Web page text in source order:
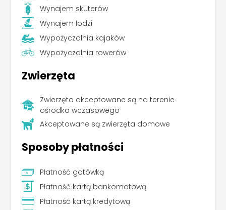
Wynajem skuterów
Wynajem łodzi
Wypożyczalnia kajaków
Wypożyczalnia rowerów
Zwierzęta
Zwierzęta akceptowane są na terenie
ośrodka wczasowego
Akceptowane są zwierzęta domowe
Sposoby płatności
Płatność gotówką
Płatność kartą bankomatową
Płatność kartą kredytową